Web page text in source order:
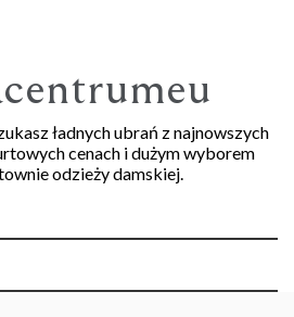
ładnych ubrań z najnowszych
cenach i dużym wyborem
odzieży damskiej.